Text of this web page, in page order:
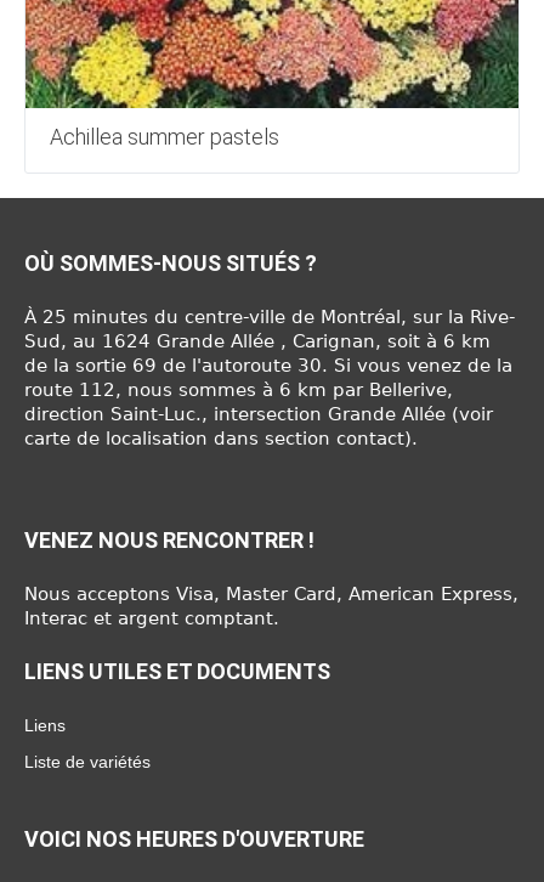
Achillea summer pastels
OÙ SOMMES-NOUS SITUÉS ?
À 25 minutes du centre-ville de Montréal, sur la Rive-
Sud, au 1624 Grande Allée , Carignan, soit à 6 km
de la sortie 69 de l'autoroute 30. Si vous venez de la
route 112, nous sommes à 6 km par Bellerive,
direction Saint-Luc., intersection Grande Allée (voir
carte de localisation dans section contact).
VENEZ NOUS RENCONTRER !
Nous acceptons Visa, Master Card, American Express,
Interac et argent comptant.
LIENS UTILES ET DOCUMENTS
Liens
Liste de variétés
VOICI NOS HEURES D'OUVERTURE